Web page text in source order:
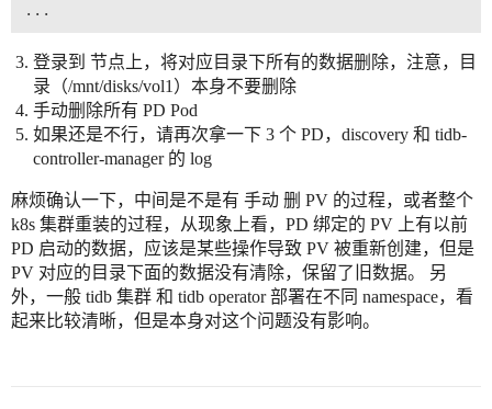
登录到 节点上，将对应目录下所有的数据删除，注意，目
录（/mnt/disks/vol1）本身不要删除
手动删除所有 PD Pod
如果还是不行，请再次拿一下 3 个 PD，discovery 和 tidb-
controller-manager 的 log
麻烦确认一下，中间是不是有 手动 删 PV 的过程，或者整个
k8s 集群重装的过程，从现象上看，PD 绑定的 PV 上有以前
PD 启动的数据，应该是某些操作导致 PV 被重新创建，但是
PV 对应的目录下面的数据没有清除，保留了旧数据。 另
外，一般 tidb 集群 和 tidb operator 部署在不同 namespace，看
起来比较清晰，但是本身对这个问题没有影响。